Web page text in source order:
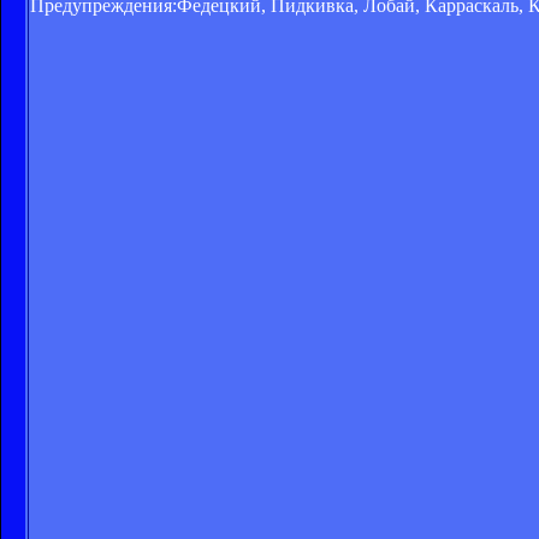
Предупреждения:Федецкий, Пидкивка, Лобай, Карраскаль,